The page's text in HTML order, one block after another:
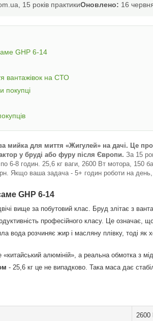
15 років практикиОновлено: 16
GHP 6-14
вантажівок на СТО
покупці
мийка для миття «Жигулей» на дачі. Це
у бруді або фуру після Європи. За 15
6-8 годин. 25,6 кг ваги, 2600 Вт мотора, 150
Якщо ваша задача - 5+ годин роботи на день,
GHP 6-14
вище за побутовий клас. Бруд злітає з
професійного класу. Це означає,
вода розчиняє жир і масляну плівку, тоді
алюміній», а реальна обмотка з
- 25,6 кг це не випадково. Така маса дає
2600